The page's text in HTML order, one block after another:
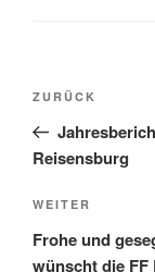
Vorheriger
Beitrag
ZURÜCK
Reisensburg
Nächster
Beitrag
WEITER
Frohe und
wünscht die FF